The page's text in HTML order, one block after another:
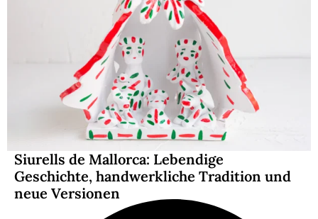
Siurells de Mallorca: Lebendige
Geschichte, handwerkliche Tradition und
neue Versionen